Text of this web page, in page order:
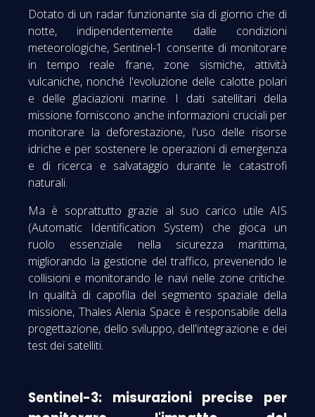
Dotato di un radar funzionante sia di giorno che di
notte, indipendentemente dalle condizioni
meteorologiche, Sentinel-1 consente di monitorare
in tempo reale frane, zone sismiche, attività
vulcaniche, nonché l'evoluzione delle calotte polari
e delle glaciazioni marine. I dati satellitari della
missione forniscono anche informazioni cruciali per
monitorare la deforestazione, l'uso delle risorse
idriche e per sostenere le operazioni di emergenza
e di ricerca e salvataggio durante le catastrofi
naturali.
Ma è soprattutto grazie al suo carico utile AIS
(Automatic Identification System) che gioca un
ruolo essenziale nella sicurezza marittima,
migliorando la gestione del traffico, prevenendo le
collisioni e monitorando le navi nelle zone critiche.
In qualità di capofila del segmento spaziale della
missione, Thales Alenia Space è responsabile della
progettazione, dello sviluppo, dell'integrazione e dei
test dei satelliti.
Sentinel-3: misurazioni precise per